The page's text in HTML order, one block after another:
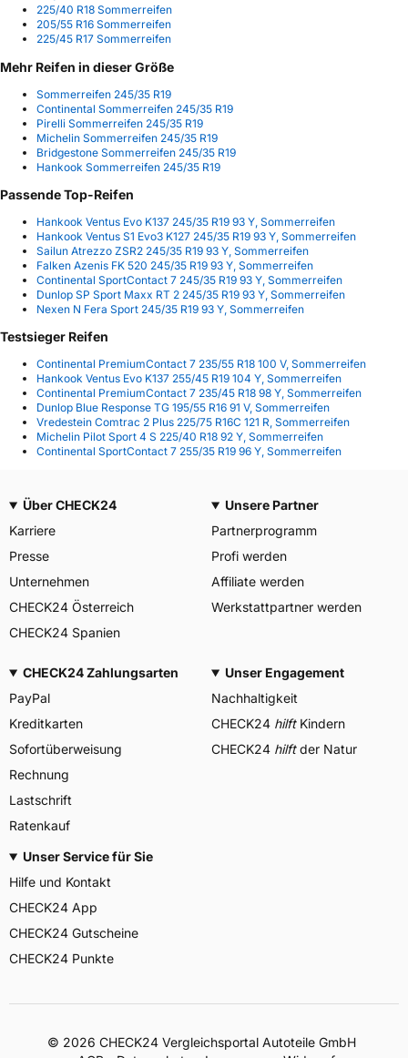
225/40 R18 Sommerreifen
205/55 R16 Sommerreifen
225/45 R17 Sommerreifen
Mehr Reifen in dieser Größe
Sommerreifen 245/35 R19
Continental Sommerreifen 245/35 R19
Pirelli Sommerreifen 245/35 R19
Michelin Sommerreifen 245/35 R19
Bridgestone Sommerreifen 245/35 R19
Hankook Sommerreifen 245/35 R19
Passende Top-Reifen
Hankook Ventus Evo K137 245/35 R19 93 Y, Sommerreifen
Hankook Ventus S1 Evo3 K127 245/35 R19 93 Y, Sommerreifen
Sailun Atrezzo ZSR2 245/35 R19 93 Y, Sommerreifen
Falken Azenis FK 520 245/35 R19 93 Y, Sommerreifen
Continental SportContact 7 245/35 R19 93 Y, Sommerreifen
Dunlop SP Sport Maxx RT 2 245/35 R19 93 Y, Sommerreifen
Nexen N Fera Sport 245/35 R19 93 Y, Sommerreifen
Testsieger Reifen
Continental PremiumContact 7 235/55 R18 100 V, Sommerreifen
Hankook Ventus Evo K137 255/45 R19 104 Y, Sommerreifen
Continental PremiumContact 7 235/45 R18 98 Y, Sommerreifen
Dunlop Blue Response TG 195/55 R16 91 V, Sommerreifen
Vredestein Comtrac 2 Plus 225/75 R16C 121 R, Sommerreifen
Michelin Pilot Sport 4 S 225/40 R18 92 Y, Sommerreifen
Continental SportContact 7 255/35 R19 96 Y, Sommerreifen
Über CHECK24
Karriere
Presse
Unternehmen
CHECK24 Österreich
CHECK24 Spanien
Unsere Partner
Partnerprogramm
Profi werden
Affiliate werden
Werkstattpartner werden
CHECK24 Zahlungsarten
PayPal
Kreditkarten
Sofortüberweisung
Rechnung
Lastschrift
Ratenkauf
Unser Engagement
Nachhaltigkeit
CHECK24 hilftKindern
CHECK24 hilftder Natur
Unser Service für Sie
Hilfe und Kontakt
CHECK24 App
CHECK24 Gutscheine
CHECK24 Punkte
© 2026 CHECK24 Vergleichsportal Autoteile GmbH